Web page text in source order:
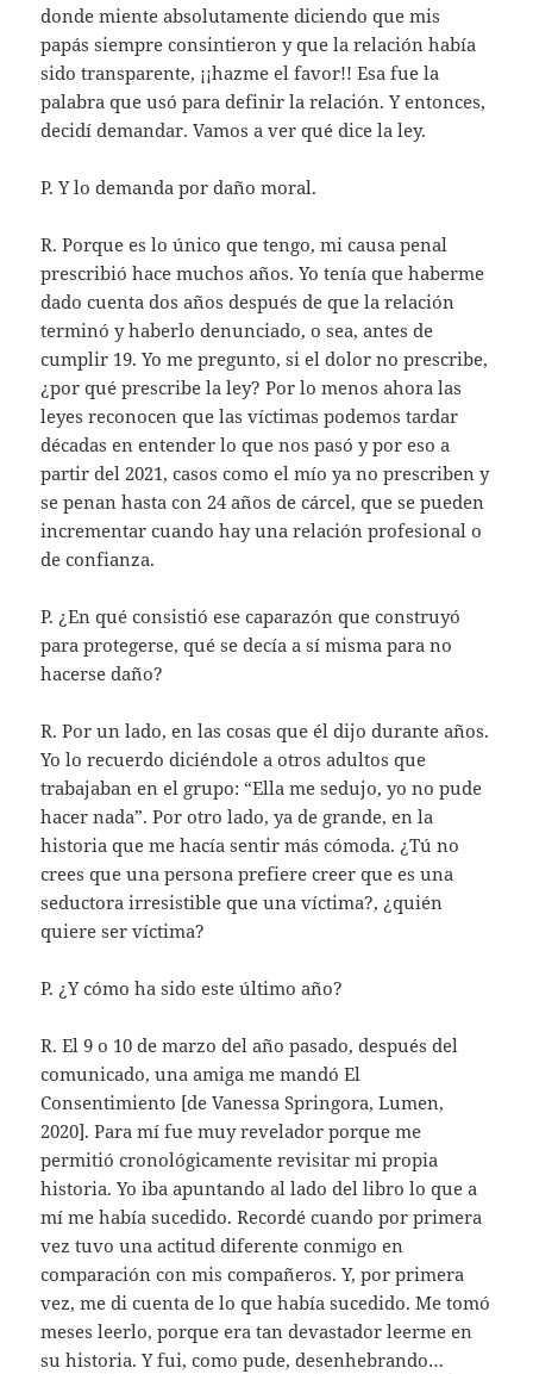
donde miente absolutamente diciendo que mis
papás siempre consintieron y que la relación había
sido transparente, ¡¡hazme el favor!! Esa fue la
palabra que usó para definir la relación. Y entonces,
decidí demandar. Vamos a ver qué dice la ley.
P. Y lo demanda por daño moral.
R. Porque es lo único que tengo, mi causa penal
prescribió hace muchos años. Yo tenía que haberme
dado cuenta dos años después de que la relación
terminó y haberlo denunciado, o sea, antes de
cumplir 19. Yo me pregunto, si el dolor no prescribe,
¿por qué prescribe la ley? Por lo menos ahora las
leyes reconocen que las víctimas podemos tardar
décadas en entender lo que nos pasó y por eso a
partir del 2021, casos como el mío ya no prescriben y
se penan hasta con 24 años de cárcel, que se pueden
incrementar cuando hay una relación profesional o
de confianza.
P. ¿En qué consistió ese caparazón que construyó
para protegerse, qué se decía a sí misma para no
hacerse daño?
R. Por un lado, en las cosas que él dijo durante años.
Yo lo recuerdo diciéndole a otros adultos que
trabajaban en el grupo: “Ella me sedujo, yo no pude
hacer nada”. Por otro lado, ya de grande, en la
historia que me hacía sentir más cómoda. ¿Tú no
crees que una persona prefiere creer que es una
seductora irresistible que una víctima?, ¿quién
quiere ser víctima?
P. ¿Y cómo ha sido este último año?
R. El 9 o 10 de marzo del año pasado, después del
comunicado, una amiga me mandó El
Consentimiento [de Vanessa Springora, Lumen,
2020]. Para mí fue muy revelador porque me
permitió cronológicamente revisitar mi propia
historia. Yo iba apuntando al lado del libro lo que a
mí me había sucedido. Recordé cuando por primera
vez tuvo una actitud diferente conmigo en
comparación con mis compañeros. Y, por primera
vez, me di cuenta de lo que había sucedido. Me tomó
meses leerlo, porque era tan devastador leerme en
su historia. Y fui, como pude, desenhebrando…